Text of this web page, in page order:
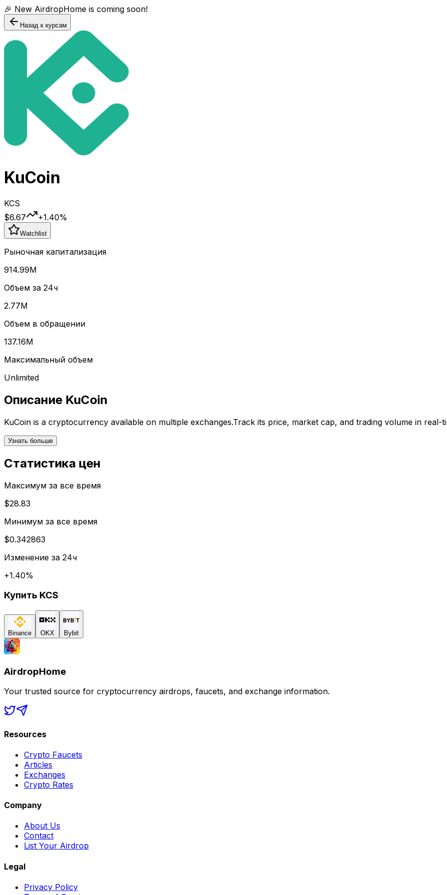
🎉 New AirdropHome is coming soon!
Назад к курсам
KuCoin
KCS
$6.67
+1.40%
Watchlist
Рыночная капитализация
914.99M
Объем за 24ч
2.77M
Объем в обращении
137.16M
Максимальный объем
Unlimited
Описание KuCoin
KuCoin is a cryptocurrency available on multiple exchanges.Track its price, market cap, and trading volume in real-
Узнать больше
Статистика цен
Максимум за все время
$28.83
Минимум за все время
$0.342863
Изменение за 24ч
+1.40%
Купить KCS
Binance OKX Bybit
AirdropHome
Your trusted source for cryptocurrency airdrops, faucets, and exchange information.
Resources
Crypto Faucets
Articles
Exchanges
Crypto Rates
Company
About Us
Contact
List Your Airdrop
Legal
Privacy Policy